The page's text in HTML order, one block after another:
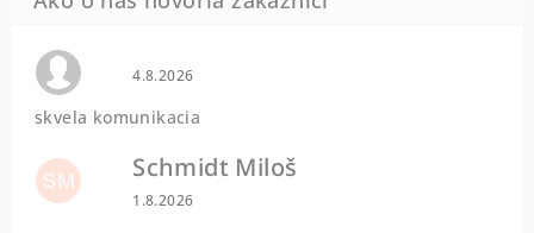
Hodnotenie obchodu je 0 z 5 hviezdičiek.
4.8.2026
skvela komunikacia
SM Schmidt Miloš
Hodnotenie obchodu je 5 z 5 hviezdičiek.
1.8.2026